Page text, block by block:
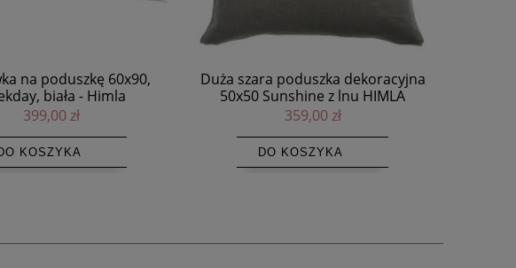
poduszka dekoracyjna
Sunshine z lnu HIMLA
359,00 zł
KOSZYKA
Szary lambrekin łóżkowy Weeknight
180x220x42 z lnu i bawełny - Himla
1 259,00 zł
DO KOSZYKA